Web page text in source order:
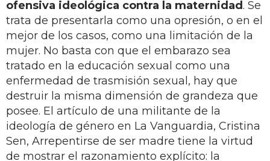
ofensiva ideológica contra la maternidad. Se
trata de presentarla como una opresión, o en el
mejor de los casos, como una limitación de la
mujer. No basta con que el embarazo sea
tratado en la educación sexual como una
enfermedad de trasmisión sexual, hay que
destruir la misma dimensión de grandeza que
posee. El artículo de una militante de la
ideología de género en La Vanguardia, Cristina
Sen, Arrepentirse de ser madre tiene la virtud
de mostrar el razonamiento explícito: la